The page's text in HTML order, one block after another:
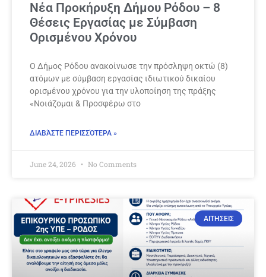
Νέα Προκήρυξη Δήμου Ρόδου – 8
Θέσεις Εργασίας με Σύμβαση
Ορισμένου Χρόνου
Ο Δήμος Ρόδου ανακοίνωσε την πρόσληψη οκτώ (8)
ατόμων με σύμβαση εργασίας ιδιωτικού δικαίου
ορισμένου χρόνου για την υλοποίηση της πράξης
«Νοιάζομαι & Προσφέρω στο
ΔΙΑΒΆΣΤΕ ΠΕΡΙΣΣΌΤΕΡΑ »
June 24, 2026 No Comments
ΑΙΤΗΣΕΙΣ